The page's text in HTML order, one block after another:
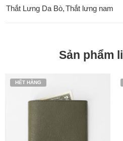
Thắt Lưng Da Bò,Thắt lưng nam
Sản phẩm
HẾT HÀNG